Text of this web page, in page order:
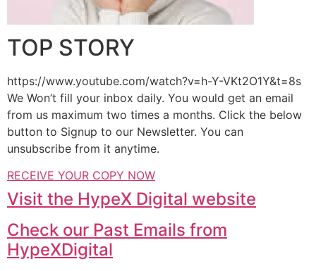
TOP STORY
https://www.youtube.com/watch?v=h-Y-VKt2O1Y&t=8s
We Won’t fill your inbox daily. You would get an email
from us maximum two times a months. Click the below
button to Signup to our Newsletter. You can
unsubscribe from it anytime.
RECEIVE YOUR COPY NOW
Visit the HypeX Digital website
Check our Past Emails from
HypeXDigital